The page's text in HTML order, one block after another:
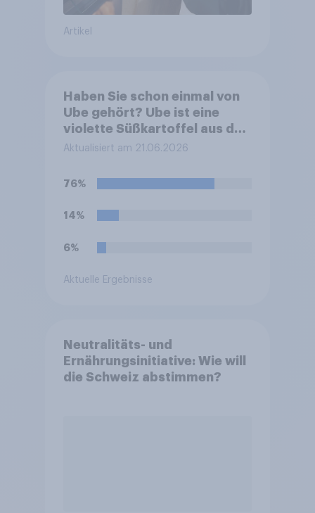
Artikel
Haben Sie schon einmal von
Ube gehört? Ube ist eine
violette Süßkartoffel aus den
Philippinen, die häufig zum
von Süßspeisen verwendet
Aktualisiert am 21.06.2026
76%
14%
6%
Aktuelle Ergebnisse
Neutralitäts- und
Ernährungsinitiative: Wie will
die Schweiz abstimmen?